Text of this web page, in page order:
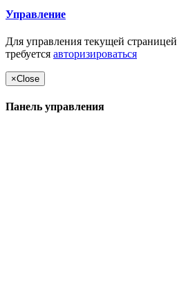
Управление
Для управления текущей страницей
требуется авторизироваться
×Close
Панель управления